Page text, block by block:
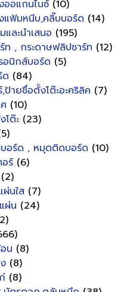
ออแกนไนซ์ (10)
แฟ้มหนีบ,คลิ๊บบอร์ด (14)
ละนำเสนอ (195)
ท , กระดาษฟลิปชาร์ท (12)
อนิกส์บอร์ด (5)
ด (84)
ป้ายชื่อตั้งโต๊ะอะคริลิค (7)
(10)
ต๊ะ (23)
อร์ด , หมุดติดบอร์ด (10)
อร์ (6)
(2)
นใส (7)
ผ่น (24)
น (8)
(8)
(8)